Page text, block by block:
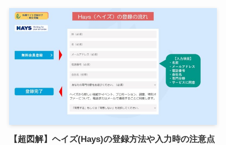
【超図解】ヘイズ(Hays)の登録方法や入力時の注意点